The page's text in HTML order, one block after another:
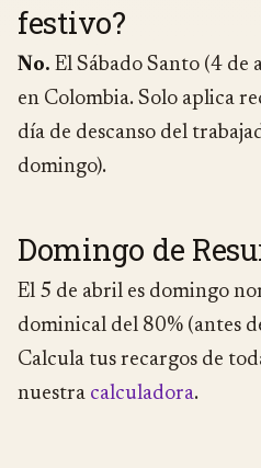
festivo?
No. El Sábado Santo (4 de
en Colombia. Solo aplica
día de descanso del
domingo).
Domingo de
El 5 de abril es domingo
dominical del 80% (antes
Calcula tus recargos de
nuestra calculadora.